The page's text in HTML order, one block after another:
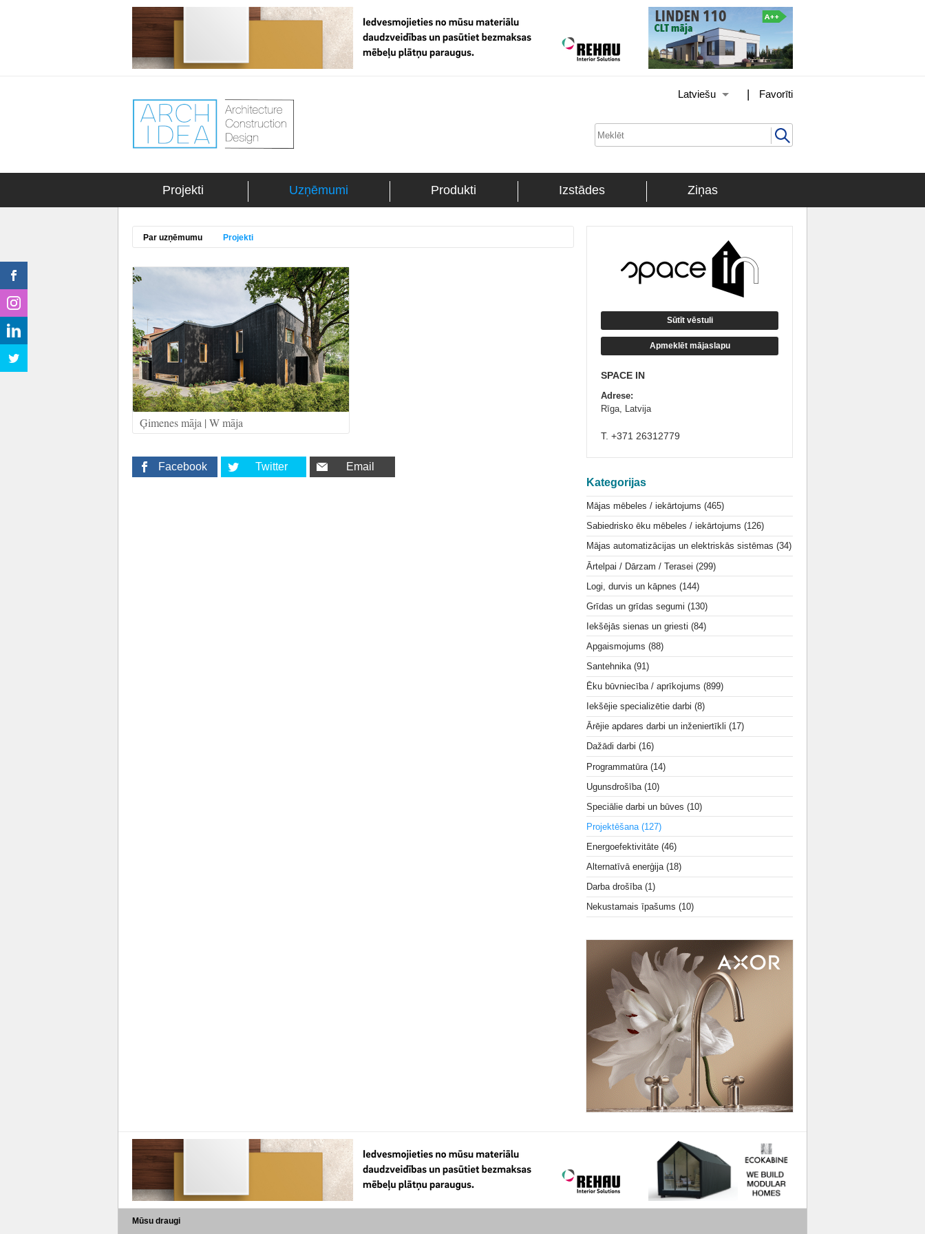
Favorīti
|
Latviešu
Projekti Uzņēmumi Produkti Izstādes Ziņas
Par uzņēmumu Projekti
Ģimenes māja | W māja
Facebook Twitter Email
Sūtīt vēstuli
Apmeklēt mājaslapu
SPACE IN
Adrese:
Rīga, Latvija
T. +371 26312779
Kategorijas
Mājas mēbeles / iekārtojums (465)
Sabiedrisko ēku mēbeles / iekārtojums (126)
Mājas automatizācijas un elektriskās sistēmas (34)
Ārtelpai / Dārzam / Terasei (299)
Logi, durvis un kāpnes (144)
Grīdas un grīdas segumi (130)
Iekšējās sienas un griesti (84)
Apgaismojums (88)
Santehnika (91)
Ēku būvniecība / aprīkojums (899)
Iekšējie specializētie darbi (8)
Ārējie apdares darbi un inženiertīkli (17)
Dažādi darbi (16)
Programmatūra (14)
Ugunsdrošība (10)
Speciālie darbi un būves (10)
Projektēšana (127)
Energoefektivitāte (46)
Alternatīvā enerģija (18)
Darba drošība (1)
Nekustamais īpašums (10)
Mūsu draugi